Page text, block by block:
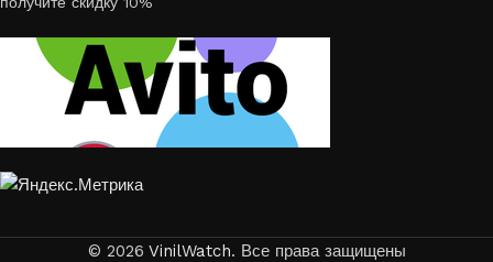
© 2026 VinilWatch. Все права защищены